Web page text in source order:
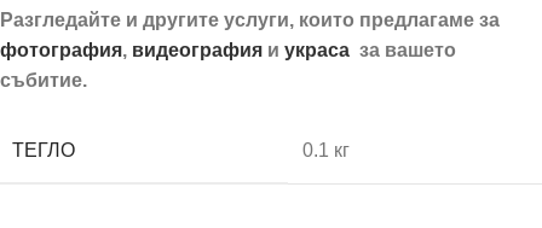
Разгледайте и другите услуги, които предлагаме за
фотография, видеография и украса за вашето
събитие.
ТЕГЛО 0.1 кг